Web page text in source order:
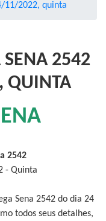
11/2022, quinta
SENA 2542
2542
- Quinta
Sena 2542 do dia 24
todos seus detalhes,